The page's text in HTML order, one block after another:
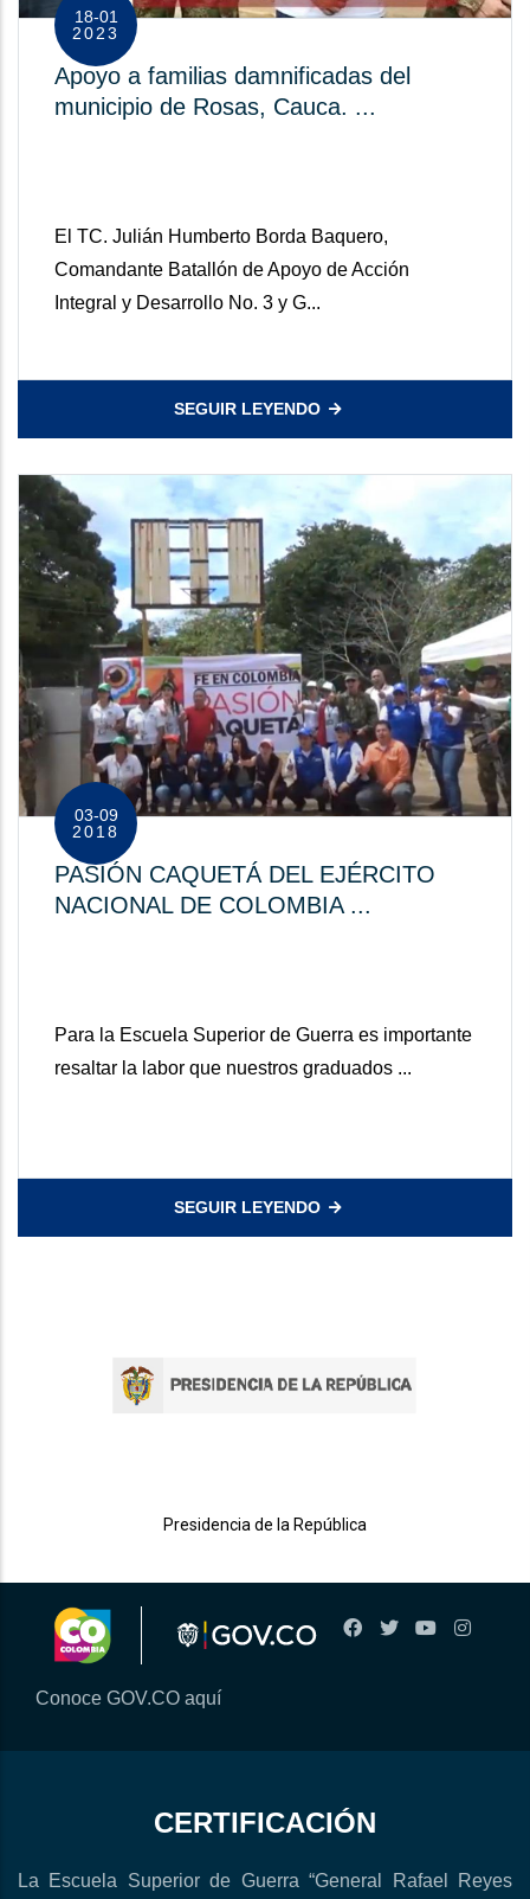
18-01
2023
Apoyo a familias damnificadas del
municipio de Rosas, Cauca. ...
El TC. Julián Humberto Borda Baquero,
Comandante Batallón de Apoyo de Acción
Integral y Desarrollo No. 3 y G...
SEGUIR LEYENDO
03-09
2018
PASIÓN CAQUETÁ DEL EJÉRCITO
NACIONAL DE COLOMBIA ...
Para la Escuela Superior de Guerra es importante
resaltar la labor que nuestros graduados ...
SEGUIR LEYENDO
Presidencia de la República
Conoce GOV.CO aquí
CERTIFICACIÓN
La Escuela Superior de Guerra “General Rafael Reyes